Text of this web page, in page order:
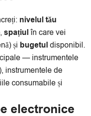
nivelul tău
spațiulîn care vei
și bugetuldisponibil.
— instrumentele
instrumentele de
consumabile și
electronice